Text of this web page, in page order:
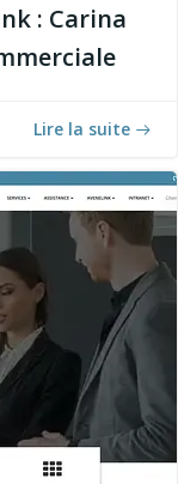
: Carina
Lire la suite